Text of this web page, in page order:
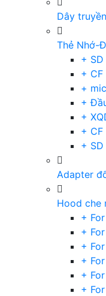
Dây
Thẻ Nhớ-
+
+ CF
+
+
+
+ CF
+
Adapter
Hood che
+
+
+
+
+
+